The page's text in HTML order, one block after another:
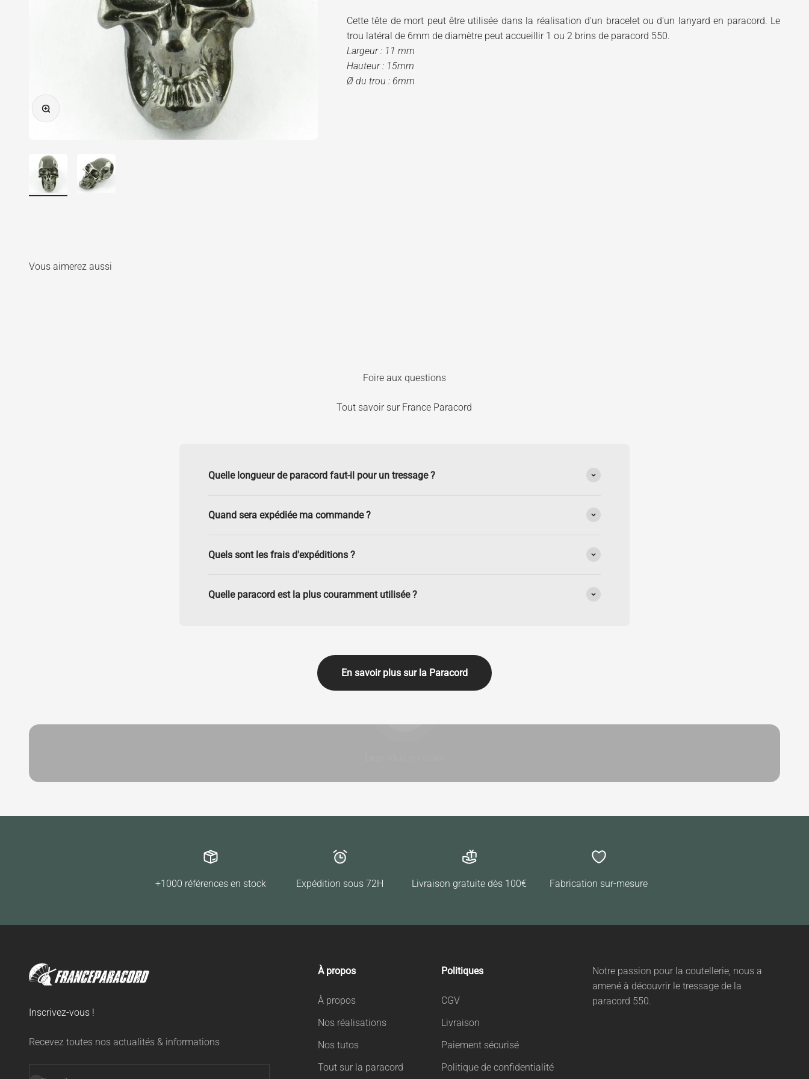
Zoomer sur l'image
Cette tête de mort peut être utilisée dans la réalisation d'un bracelet ou d'un lanyard en paracord. Le
trou latéral de 6mm de diamètre peut accueillir 1 ou 2 brins de paracord 550.
Largeur : 11 mm
Hauteur : 15mm
Ø du trou : 6mm
Foire aux questions
Tout savoir sur France Paracord
Quelle longueur de paracord faut-il pour un tressage ?
Quand sera expédiée ma commande ?
Quels sont les frais d'expéditions ?
Quelle paracord est la plus couramment utilisée ?
En savoir plus sur la Paracord
Lancer la video
+1000 références en stock Expédition sous 72H Livraison gratuite dès 100€ Fabrication sur-mesure
Inscrivez-vous !
Recevez toutes nos actualités & informations
À propos
À propos
Nos réalisations
Nos tutos
Tout sur la paracord
Politiques
CGV
Livraison
Paiement sécurisé
Politique de confidentialité
Notre passion pour la coutellerie, nous a
amené à découvrir le tressage de la
paracord 550.